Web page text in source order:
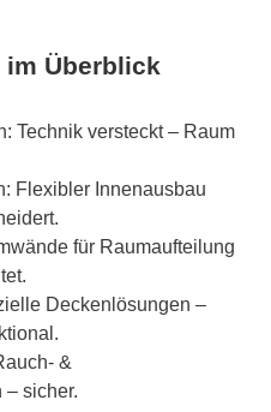
im Überblick
Technik versteckt – Raum
Flexibler Innenausbau
für Raumaufteilung
Deckenlösungen –
&
– sicher.